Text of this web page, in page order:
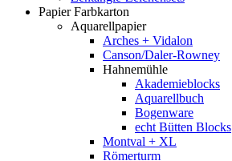
Papier Farbkarton
Aquarellpapier
Arches + Vidalon
Canson/Daler-Rowney
Hahnemühle
Akademieblocks
Aquarellbuch
Bogenware
echt Bütten Blocks
Montval + XL
Römerturm